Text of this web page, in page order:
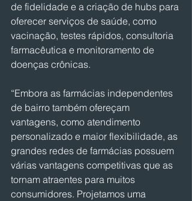
de fidelidade e a criação de hubs para
oferecer serviços de saúde, como
vacinação, testes rápidos, consultoria
farmacêutica e monitoramento de
doenças crônicas.
“Embora as farmácias independentes
de bairro também ofereçam
vantagens, como atendimento
personalizado e maior flexibilidade, as
grandes redes de farmácias possuem
várias vantagens competitivas que as
tornam atraentes para muitos
consumidores. Projetamos uma